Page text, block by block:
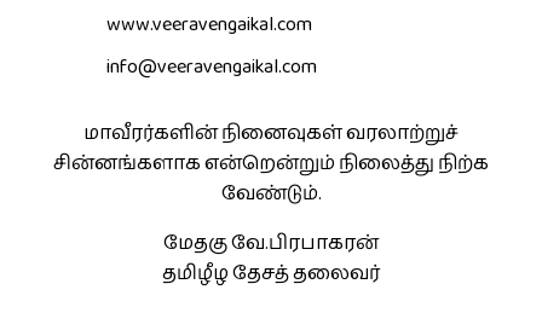
www.veeravengaikal.com
info@veeravengaikal.com
மாவீரர்களின் நினைவுகள் வரலாற்றுச்
சின்னங்களாக என்றென்றும் நிலைத்து நிற்க
வேண்டும்.
மேதகு வே.பிரபாகரன்
தமிழீழ தேசத் தலைவர்